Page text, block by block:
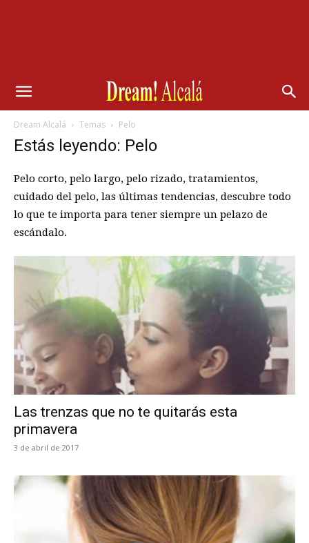
Dream Alcalá Temas Pelo
Estás leyendo: Pelo
Pelo corto, pelo largo, pelo rizado, tratamientos,
cuidado del pelo, las últimas tendencias, descubre todo
lo que te importa para tener siempre un pelazo de
escándalo.
Las trenzas que no te quitarás esta
primavera
3 de abril de 2017